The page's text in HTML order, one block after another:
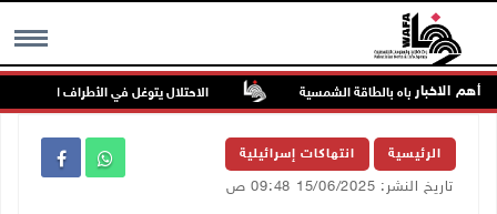
MENU أهم الاخبار
مرافق المياه بالطاقة الشمسية الاحتلال يتوغل في الأطراف الشمالية
الرئيسية انتهاكات إسرائيلية
تاريخ النشر: 15/06/2025 09:48 ص